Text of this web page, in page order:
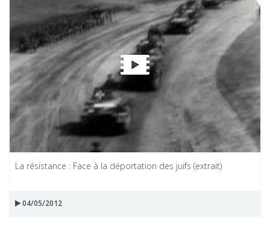
La résistance : Face à la déportation des juifs (extrait)
04/05/2012